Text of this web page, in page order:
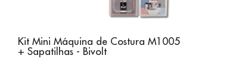
Kit Mini Máquina de Costura M1005
+ Sapatilhas - Bivolt